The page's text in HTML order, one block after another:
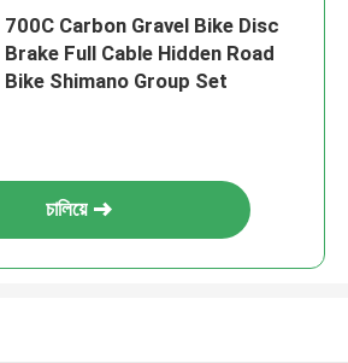
700C Carbon Gravel Bike Disc
Brake Full Cable Hidden Road
Bike Shimano Group Set
চালিয়ে